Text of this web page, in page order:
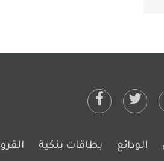
الودائع بطاقات بنكية